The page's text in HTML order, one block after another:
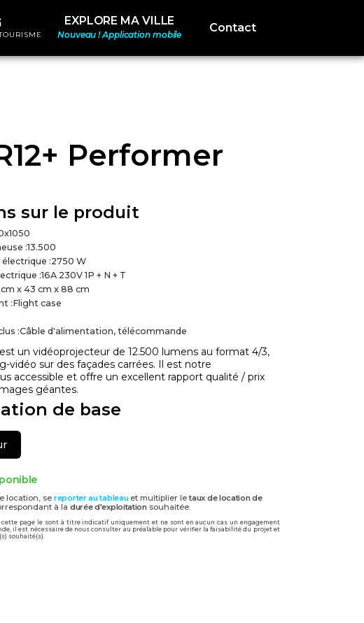
Contact
EXPLORE MA VILLE
Nouveau ! Application mobile
Performer
sur le produit
:13.500
:2750 W
:16A 230V 1P + N + T
x 43 cm x 88 cm
:Flight case
:Câble d'alimentation, télécommande
un vidéoprojecteur de 12.500 lumens au format 4/3,
vidéo sur des façades carrées. Il est notre
accessible et offre un excellent rapport qualité / prix
géantes.
de base
location, se reporter au tableauet multiplier letaux de location de
à la durée d'exploitation souhaitée.
page le sont à titre indicatif uniquement et ne sont en aucun cas un engagement
il est nécessaire de nous consulter au préalable pour vérifier la faisabilité du projet et
souhaité(s).